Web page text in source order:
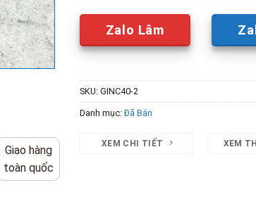
Giao hàng
toàn quốc
Zalo Lâm
SKU: GINC40-2
Danh mục:Đã Bán
XEM CHI TIẾT XEM